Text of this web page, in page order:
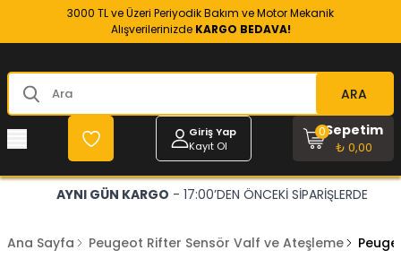
3000 TL ve Üzeri Periyodik Bakım ve Motor Mekanik
Alışverilerinizde KARGO BEDAVA!
ARA
Giriş Yap
Kayıt Ol
Sepetim
₺ 0,00
0
AYNI GÜN KARGO - 17:00’DEN ÖNCEKİ SİPARİŞLERDE
Ana Sayfa Peugeot Rifter Sensör Valf ve Ateşleme